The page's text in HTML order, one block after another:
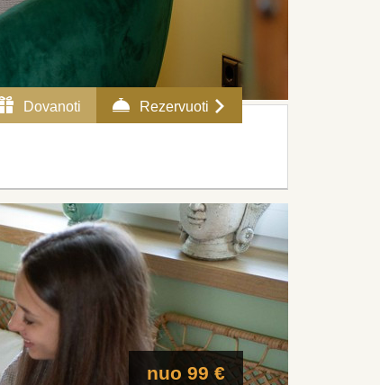
Rezervuoti
Dovanoti
nuo 99 €